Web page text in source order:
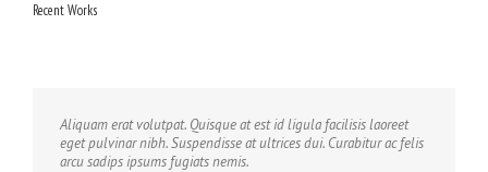
Recent Works
Aliquam erat volutpat. Quisque at est id ligula facilisis laoreet
eget pulvinar nibh. Suspendisse at ultrices dui. Curabitur ac felis
arcu sadips ipsums fugiats nemis.